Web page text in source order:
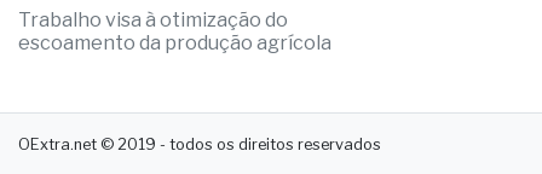
Trabalho visa à otimização do
escoamento da produção agrícola
OExtra.net © 2019 - todos os direitos reservados